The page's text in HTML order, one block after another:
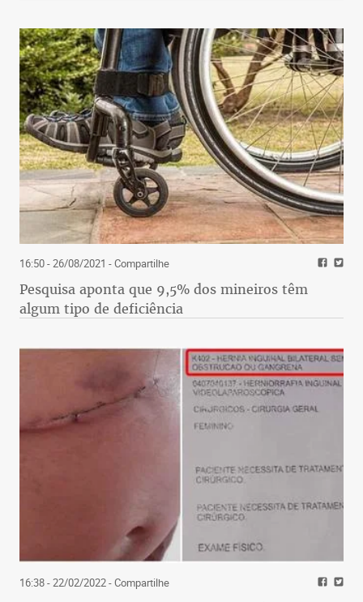
16:50 - 26/08/2021 - Compartilhe
Pesquisa aponta que 9,5% dos mineiros têm
algum tipo de deficiência
16:38 - 22/02/2022- Compartilhe